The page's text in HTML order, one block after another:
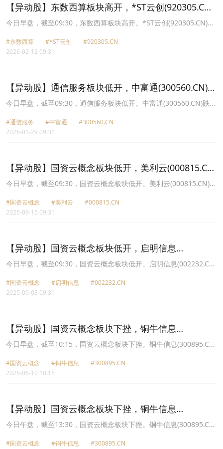
【异动股】东数西算板块高开，*ST云创(920305.CN)
涨14.0%
今日早盘，截至09:30，东数西算板块高开。*ST云创(920305.CN)涨
科技(600589.CN)涨10.00%报13.86元，美利云(000815.CN)涨9.98%
报16.53元，金开新能(600821.CN)涨9.97%报6.51元，申菱环境
#东数西算 #*ST云创
#920305.CN
2026-02-12 09:31
【异动股】通信服务板块低开，中富通(300560.CN)跌
7.72%
今日早盘，截至09:30，通信服务板块低开。中富通(300560.CN)跌
(300921.CN)跌4.52%报27.25元，元道通信(301139.CN)跌4.37%报
19.25元，美利云(000815.CN)跌3.92%报13.72元，梦网科技
#通信服务 #中富通
#300560.CN
2026-01-29 09:31
【异动股】国资云概念板块低开，美利云(000815.CN)
跌5.88%
今日早盘，截至09:30，国资云概念板块低开。美利云(000815.CN)跌
(300212.CN)跌3.78%报23.39元，铜牛信息(300895.CN)跌3.30%报
49.01元，数据港(603881.CN)跌3.21%报33.18元，数字认证
#国资云概念 #美利云
#000815.CN
2025-09-15 09:31
【异动股】国资云概念板块低开，启明信息
(002232.CN)跌4.98%
今日早盘，截至09:30，国资云概念板块低开。启明信息(002232.CN)
港(603881.CN)跌4.36%报36.66元，特发信息(000070.CN)跌2.19%
报10.29元，深桑达Ａ(000032.CN)跌1.72%报22.8元，太极股份
#国资云概念 #启明信息
#002232.CN
2025-09-03 09:31
【异动股】国资云概念板块下挫，铜牛信息
(300895.CN)跌3.47%
今日早盘，截至10:15，国资云概念板块下挫。铜牛信息(300895.CN)
达Ａ(000032.CN)跌2.58%报20.41元，浪潮软件(600756.CN)跌
2.50%报15.6元，美利云(000815.CN)跌2.30%报13.19元，数据港
#国资云概念 #铜牛信息
#300895.CN
2025-06-10 10:15
【异动股】国资云概念板块下挫，铜牛信息
(300895.CN)跌5.94%
今日午盘，截至13:30，国资云概念板块下挫。铜牛信息(300895.CN)
山北明(000158.CN)跌5.10%报24.58元，美利云(000815.CN)跌
#国资云概念 #铜牛信息
#300895.CN